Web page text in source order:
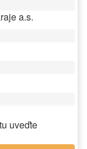
a.s.
uveďte